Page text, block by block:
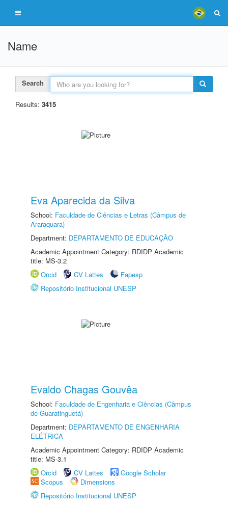
Name
Search
Results: 3415
Eva Aparecida da Silva
School: Faculdade de Ciências e Letras (Câmpus de
Araraquara)
Department: DEPARTAMENTO DE EDUCAÇÃO
Academic Appointment Category: RDIDP Academic
title: MS-3.2
Orcid
CV Lattes
Fapesp
Repositório Institucional UNESP
Evaldo Chagas Gouvêa
School: Faculdade de Engenharia e Ciências (Câmpus
de Guaratinguetá)
Department: DEPARTAMENTO DE ENGENHARIA
ELÉTRICA
Academic Appointment Category: RDIDP Academic
title: MS-3.1
Orcid
CV Lattes
Google Scholar
Scopus
Dimensions
Repositório Institucional UNESP